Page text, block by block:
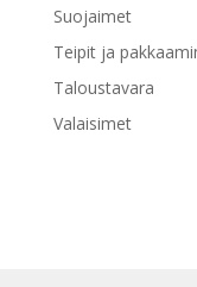
Suojaimet
Teipit ja
Taloustavara
Valaisimet